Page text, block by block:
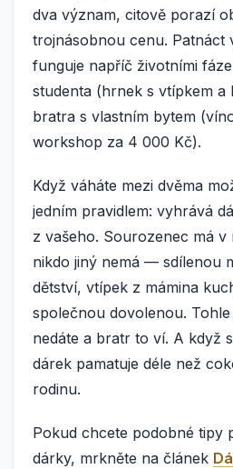
dva význam, citově porazí
trojnásobnou cenu. Patnáct
funguje napříč životními
studenta (hrnek s vtípkem a
bratra s vlastním bytem
workshop za 4 000 Kč).
Když váháte mezi dvěma
jedním pravidlem: vyhrává
z vašeho. Sourozenec má
nikdo jiný nemá — sdílenou
dětství, vtípek z mámina
společnou dovolenou.
nedáte a bratr to ví. A když
dárek pamatuje déle než
rodinu.
Pokud chcete podobné tipy
dárky, mrkněte na článek